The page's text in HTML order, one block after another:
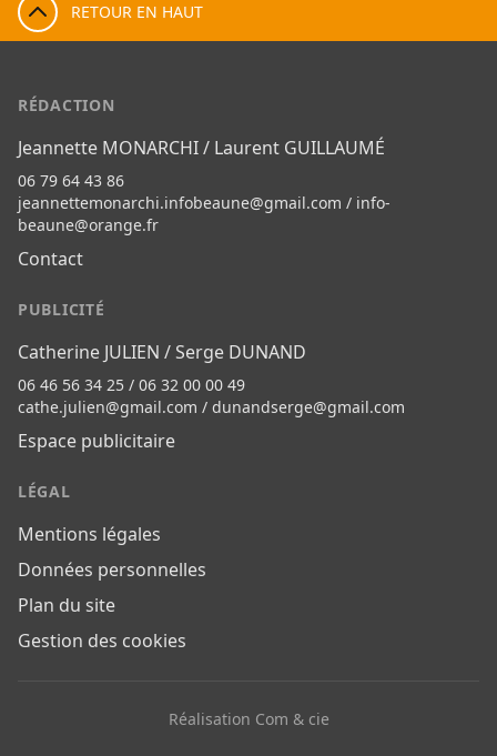
RETOUR EN HAUT
RÉDACTION
Jeannette MONARCHI / Laurent GUILLAUMÉ
06 79 64 43 86
jeannettemonarchi.infobeaune@gmail.com / info-
beaune@orange.fr
Contact
PUBLICITÉ
Catherine JULIEN / Serge DUNAND
06 46 56 34 25 / 06 32 00 00 49
cathe.julien@gmail.com / dunandserge@gmail.com
Espace publicitaire
LÉGAL
Mentions légales
Données personnelles
Plan du site
Gestion des cookies
Réalisation Com & cie